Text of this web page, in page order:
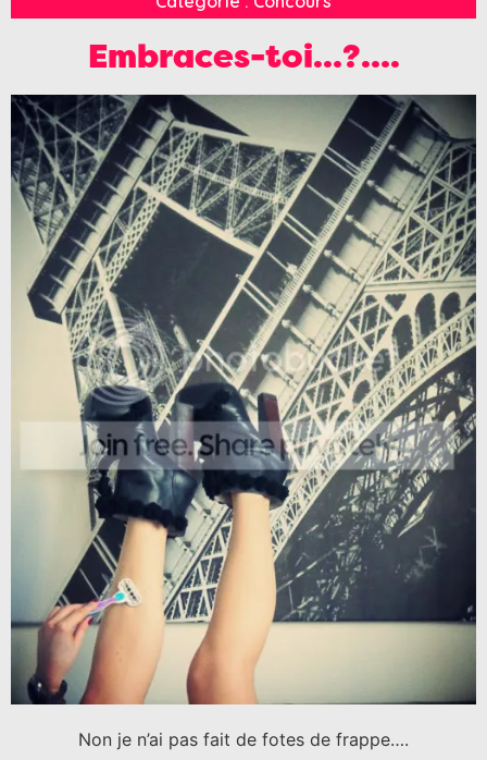
Embraces-toi…?….
Non je n’ai pas fait de fotes de frappe….